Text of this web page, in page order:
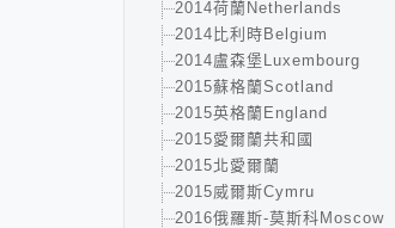
2014荷蘭Netherlands
2014比利時Belgium
2014盧森堡Luxembourg
2015蘇格蘭Scotland
2015英格蘭England
2015愛爾蘭共和國
2015北愛爾蘭
2015威爾斯Cymru
2016俄羅斯-莫斯科Moscow